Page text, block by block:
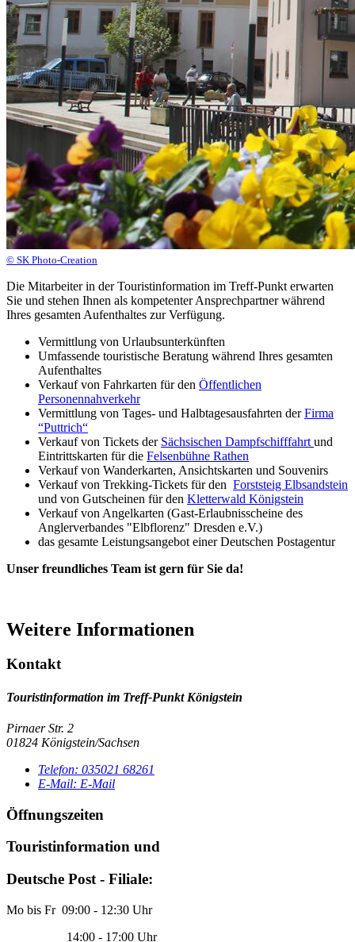
© SK Photo-Creation
Die Mitarbeiter in der Touristinformation im Treff-Punkt erwarten
Sie und stehen Ihnen als kompetenter Ansprechpartner während
Ihres gesamten Aufenthaltes zur Verfügung.
Vermittlung von Urlaubsunterkünften
Umfassende touristische Beratung während Ihres gesamten
Aufenthaltes
Verkauf von Fahrkarten für den Öffentlichen
Personennahverkehr
Vermittlung von Tages- und Halbtagesausfahrten derFirma
“Puttrich“
Verkauf von Tickets der Sächsischen Dampfschifffahrt und
Eintrittskarten für die Felsenbühne Rathen
Verkauf von Wanderkarten, Ansichtskarten und Souvenirs
Verkauf von Trekking-Tickets für den Forststeig Elbsandstein
und von Gutscheinen für den Kletterwald Königstein
Verkauf von Angelkarten (Gast-Erlaubnisscheine des
Anglerverbandes "Elbflorenz" Dresden e.V.)
das gesamte Leistungsangebot einer Deutschen Postagentur
Unser freundliches Team ist gern für Sie da!
Weitere Informationen
Kontakt
Touristinformation im Treff-Punkt Königstein
Pirnaer Str. 2
01824 Königstein/Sachsen
Telefon: 035021 68261
E-Mail: E-Mail
Öffnungszeiten
Touristinformation und
Deutsche Post - Filiale:
Mo bis Fr 09:00 - 12:30 Uhr
14:00 - 17:00 Uhr